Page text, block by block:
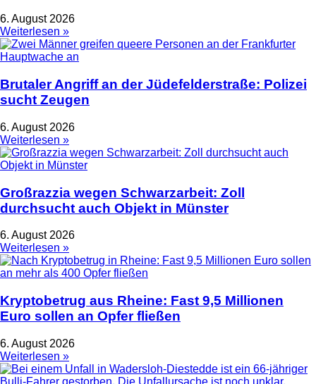
6. August 2026
Weiterlesen »
Brutaler Angriff an der Jüdefelderstraße: Polizei
sucht Zeugen
6. August 2026
Weiterlesen »
Großrazzia wegen Schwarzarbeit: Zoll
durchsucht auch Objekt in Münster
6. August 2026
Weiterlesen »
Kryptobetrug aus Rheine: Fast 9,5 Millionen
Euro sollen an Opfer fließen
6. August 2026
Weiterlesen »